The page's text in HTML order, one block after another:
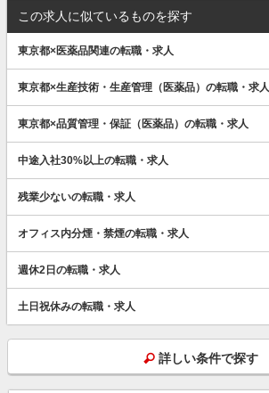
この求人に似ているものを探す
東京都×医薬品関連の転職・求人
東京都×生産技術・生産管理（医薬品）の転職・求人
東京都×品質管理・保証（医薬品）の転職・求人
中途入社30%以上の転職・求人
残業少ないの転職・求人
オフィス内分煙・禁煙の転職・求人
週休2日の転職・求人
土日祝休みの転職・求人
詳しい条件で探す